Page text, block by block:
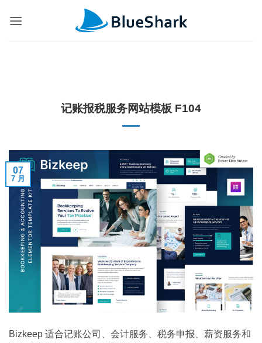
记账报税服务网站模板 F104
07
7 月
Bizkeep 适合记账公司、会计服务、税务申报、薪资服务和